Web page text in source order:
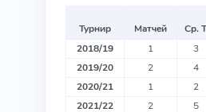
Турнир Матчей Ср.
2018/19
1 3
2019/20
2 4
2020/21
1 2
2021/22
2 5